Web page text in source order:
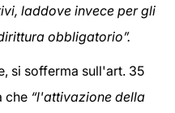
laddove invece per gli
obbligatorio”.
si sofferma sull'art. 35
che “l'attivazione della